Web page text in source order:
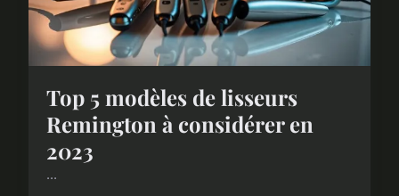
Top 5 modèles de lisseurs
Remington à considérer en
2023
...